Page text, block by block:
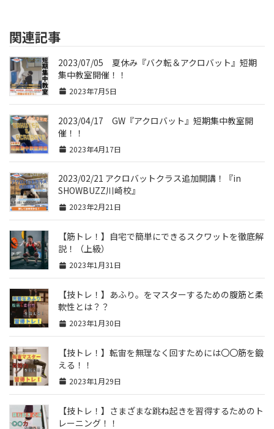
関連記事
2023/07/05 夏休み『バク転＆アクロバット』短期
集中教室開催！！
2023年7月5日
2023/04/17 GW『アクロバット』短期集中教室開
催！！
2023年4月17日
2023/02/21 アクロバットクラス追加開講！『in
SHOWBUZZ川崎校』
2023年2月21日
【筋トレ！】自宅で簡単にできるスクワットを徹底解
説！（上級）
2023年1月31日
【技トレ！】あふり。をマスターするための腹筋と柔
軟性とは？？
2023年1月30日
【技トレ！】転宙を無理なく回すためには〇〇筋を鍛
える！！
2023年1月29日
【技トレ！】さまざまな跳ね起きを習得するためのト
レーニング！！